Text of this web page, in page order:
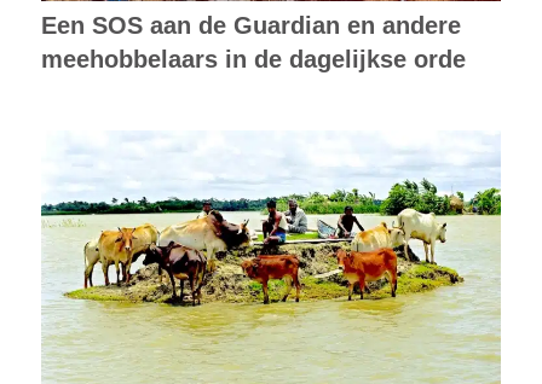
Een SOS aan de Guardian en andere
meehobbelaars in de dagelijkse orde